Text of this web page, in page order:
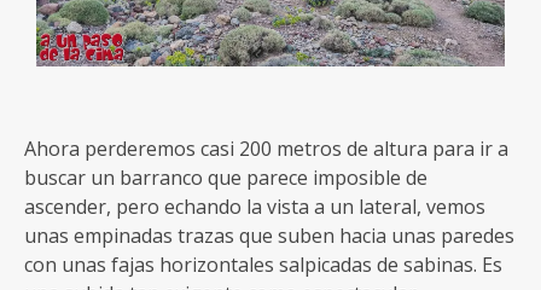
Ahora perderemos casi 200 metros de altura para ir a
buscar un barranco que parece imposible de
ascender, pero echando la vista a un lateral, vemos
unas empinadas trazas que suben hacia unas paredes
con unas fajas horizontales salpicadas de sabinas. Es